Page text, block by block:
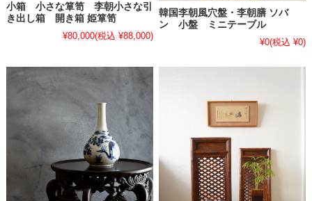
小箱 小さな箪笥 李朝小さな引
き出し箱 開き箱 姫箪笥
¥80,000(税込 ¥88,000)
韓国李朝風穴盤・李朝膳 ソバ
ン 小盤 ミニテーブル
¥0(税込 ¥0)